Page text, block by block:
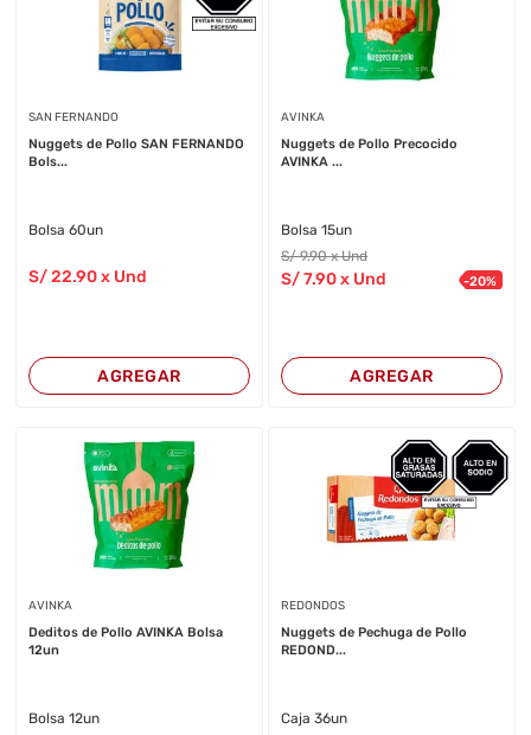
SAN FERNANDO
Nuggets de Pollo SAN FERNANDO
Bols...
Bolsa 60un
S/22.90 x Und
AGREGAR
AVINKA
Nuggets de Pollo Precocido
AVINKA ...
Bolsa 15un
S/9.90 x Und
S/7.90x Und -20%
AGREGAR
AVINKA
Deditos de Pollo AVINKA Bolsa
12un
Bolsa 12un
REDONDOS
Nuggets de Pechuga de Pollo
REDOND...
Caja 36un